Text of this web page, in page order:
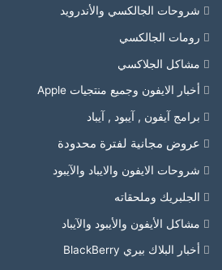
شروحات الجالكسي والأندرويد
رومات الجالكسي
مشاكل الجلاكسي
أخبار الايفون وجميع منتجيات Apple
برامج آيفون , آيبود , آيباد
عروض مجانية لفترة محدودة
شروحات الايفون والايباد والآيبود
الجلبريك وملحقاته
مشاكل الأيفون والأيبود والآيباد
أخبار البلاك بيري BlackBerry